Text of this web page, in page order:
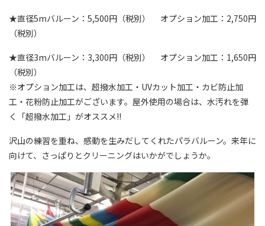
★直径5mバルーン：5,500円（税別） オプション加工：2,750円
（税別）
★直径3mバルーン：3,300円（税別） オプション加工：1,650円
（税別）
※オプション加工は、超撥水加工・UVカット加工・カビ防止加
工・花粉防止加工がございます。屋外使用の場合は、水汚れを弾
く「超撥水加工」がオススメ!!
沢山の練習を重ね、感動を生みだしてくれたパラバルーン。来年に
向けて、さっぱりとクリーニングはいかがでしょうか。